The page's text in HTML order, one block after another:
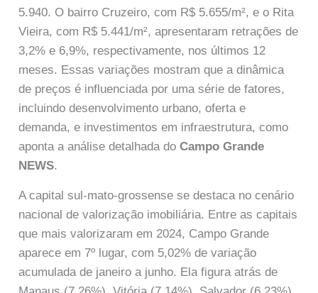
5.940. O bairro Cruzeiro, com R$ 5.655/m², e o Rita
Vieira, com R$ 5.441/m², apresentaram retrações de
3,2% e 6,9%, respectivamente, nos últimos 12
meses. Essas variações mostram que a dinâmica
de preços é influenciada por uma série de fatores,
incluindo desenvolvimento urbano, oferta e
demanda, e investimentos em infraestrutura, como
aponta a análise detalhada doCampo Grande
NEWS.
A capital sul-mato-grossense se destaca no cenário
nacional de valorização imobiliária. Entre as capitais
que mais valorizaram em 2024, Campo Grande
aparece em 7º lugar, com 5,02% de variação
acumulada de janeiro a junho. Ela figura atrás de